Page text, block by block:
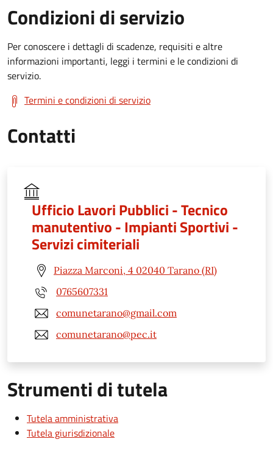
Condizioni di servizio
Per conoscere i dettagli di scadenze, requisiti e altre
informazioni importanti, leggi i termini e le condizioni di
servizio.
Termini e condizioni di servizio
Contatti
Ufficio Lavori Pubblici - Tecnico
manutentivo - Impianti Sportivi -
Servizi cimiteriali
Piazza Marconi, 4 02040 Tarano (RI)
0765607331
comunetarano@gmail.com
comunetarano@pec.it
Strumenti di tutela
Tutela amministrativa
Tutela giurisdizionale